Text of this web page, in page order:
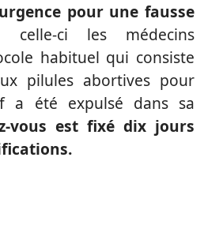
pour une fausse
ci les médecins
habituel qui consiste
pilules abortives pour
a été expulsé dans sa
vous est fixé dix jours